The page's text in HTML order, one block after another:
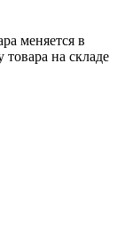
меняется в
товара на складе